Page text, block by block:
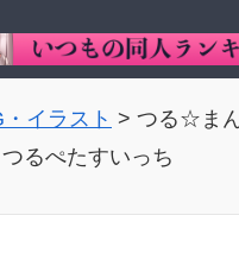
・イラスト > つる☆ま
るぺたすいっち